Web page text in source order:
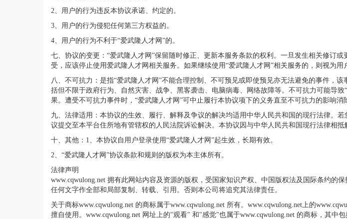
2、用户的行为违反本协议承诺、约定的。
3、用户的行为侵犯任何第三方权益的。
4、用户的行为不利于“爱武隆人才网”的。
七、协议的变更：“爱武隆人才网”保留随时修正、更新本服务条款的权利。一旦发生相关修订
受，应该停止使用爱武隆人才网相关服务。如果继续使用“爱武隆人才网”相关服务的，则视为用
八、不可抗力：是指“爱武隆人才网”不能合理控制、不可预见或即使预见亦无法避免的事件，
括但不限于政府行为、自然灾害、战争、黑客袭击、电脑病毒、网络故障等。不可抗力可能导
果。遭受不可抗力事件时，“爱武隆人才网”可中止履行本协议项下的义务直至不可抗力的影响
九、法律适用：本协议的生效、履行、解释及争议的解决均适用中华人民共和国的现行法律。
议提交至本平台住所地有管辖权的人民法院诉讼解决。本协议因与中华人民共和国现行法律相
十、其他：1、本协议自用户登录使用“爱武隆人才网”起生效，长期有效。
2、“爱武隆人才网”协议条款和规则的版权为本主体所有。
法律声明
www.cqwulong.net 拥有此网站内容及资源的版权，受国家知识产权、中国版权法及国际条约的
任何文字作全部和局部复制、转载、引用。否则本公司将追究其法律责任。
关于商标www.cqwulong.net 的商标属于www.cqwulong.net 所有。www.cqwulong.net上的
擅自使用。www.cqwulong.net 网址上的"观看" 和"感觉"也属于www.cqwulong.net 的商标，其中